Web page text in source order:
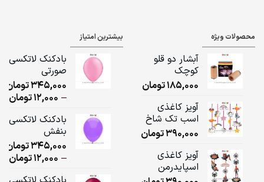
محصولات ویژه
آبشار دو قلو
کوچک
185,000تومان
آویز کاغذی
اسب تک شاخ
390,000تومان
آویز کاغذی
اسپایدرمن
بیشترین امتیاز
بادکنک لاتکسی
صورتی
345,000تومان
–
12,000تومان
بادکنک لاتکسی
بنفش
345,000تومان
–
12,000تومان